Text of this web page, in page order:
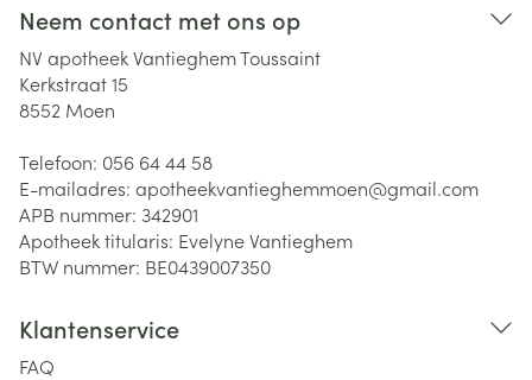
Neem contact met ons op
NV apotheek Vantieghem Toussaint
Kerkstraat 15
8552 Moen
Telefoon: 056 64 44 58
E-mailadres: apotheekvantieghemmoen@gmail.com
APB nummer: 342901
Apotheek titularis: Evelyne Vantieghem
BTW nummer: BE0439007350
Klantenservice
FAQ